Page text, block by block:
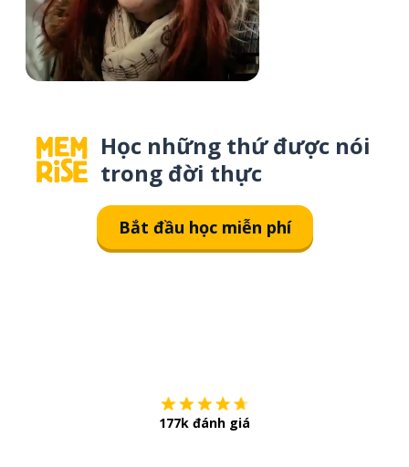
Học những thứ được nói
trong đời thực
Bắt đầu học miễn phí
177k đánh giá